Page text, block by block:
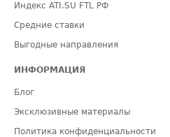
Индекс ATI.SU FTL РФ
Средние ставки
Выгодные направления
ИНФОРМАЦИЯ
Блог
Эксклюзивные материалы
Политика конфиденциальности